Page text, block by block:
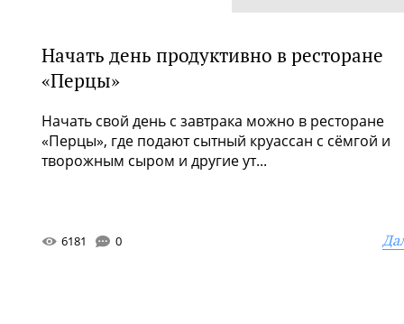
Начать день продуктивно в ресторане
«Перцы»
Начать свой день с завтрака можно в ресторане
«Перцы», где подают сытный круассан с сёмгой и
творожным сыром и другие ут...
6181 0